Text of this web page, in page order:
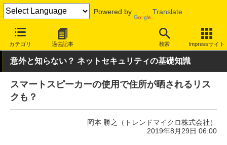
Powered by Translate
カテゴリ 過去記事 検索 Impressサイト
INTERNET Watch トピック その他
意外と知らない？ ネットセキュリティの基礎知識
スマートスピーカーの使用で住所が晒されるリス
クも？
岡本 勝之（トレンドマイクロ株式会社）
2019年8月29日 06:00